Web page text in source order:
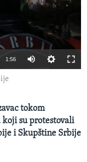
available
1:56
tokom
su protestovali
i Skupštine Srbije